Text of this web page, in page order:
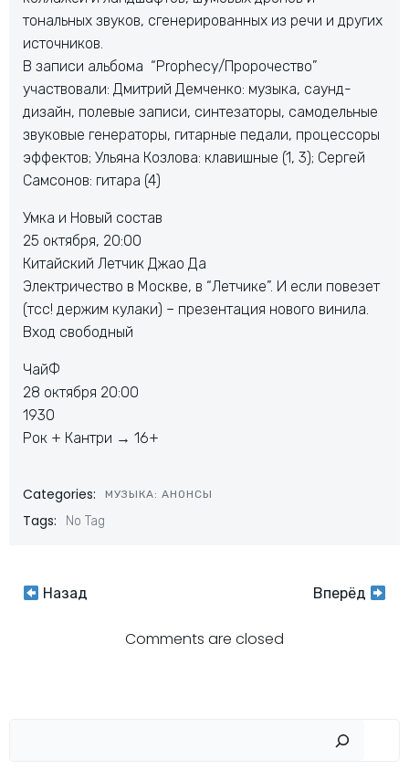
тональных звуков, сгенерированных из речи и других
источников.
В записи альбома “Prophecy/Пророчество”
участвовали: Дмитрий Демченко: музыка, саунд-
дизайн, полевые записи, синтезаторы, самодельные
звуковые генераторы, гитарные педали, процессоры
эффектов; Ульяна Козлова: клавишные (1, 3); Сергей
Самсонов: гитара (4)
Умка и Новый состав
25 октября, 20:00
Китайский Летчик Джао Да
Электричество в Москве, в “Летчике”. И если повезет
(тсс! держим кулаки) – презентация нового винила.
Вход свободный
ЧайФ
28 октября 20:00
1930
Рок + Кантри → 16+
Categories: МУЗЫКА: АНОНСЫ
Tags: No Tag
Навигация
Назад
Навигация
по
Вперёд
Comments are closed